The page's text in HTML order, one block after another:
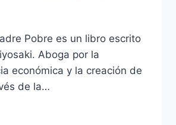
Pobre es un libro escrito
Aboga por la
económica y la creación de
de la…